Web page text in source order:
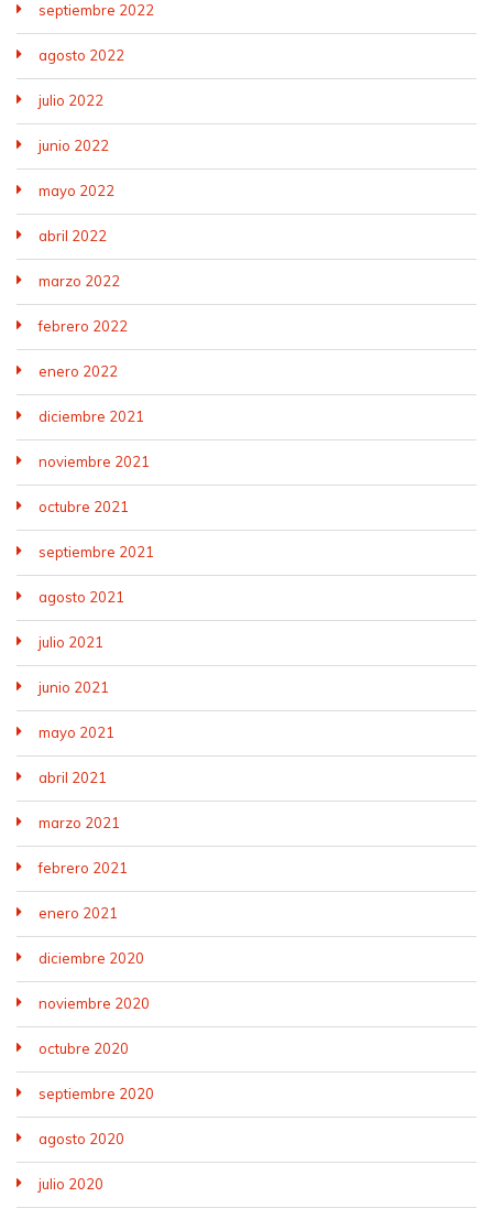
septiembre 2022
agosto 2022
julio 2022
junio 2022
mayo 2022
abril 2022
marzo 2022
febrero 2022
enero 2022
diciembre 2021
noviembre 2021
octubre 2021
septiembre 2021
agosto 2021
julio 2021
junio 2021
mayo 2021
abril 2021
marzo 2021
febrero 2021
enero 2021
diciembre 2020
noviembre 2020
octubre 2020
septiembre 2020
agosto 2020
julio 2020